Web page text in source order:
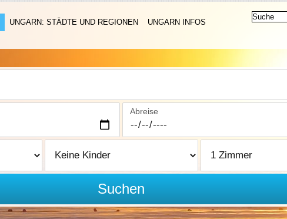
UNGARN: STÄDTE UND REGIONEN
UNGARN INFOS
Abreise
Suchen